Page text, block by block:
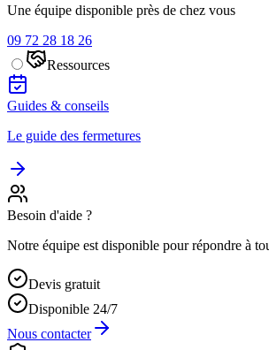
Une équipe disponible près de chez vous
09 72 28 18 26
Ressources
Guides & conseils
Le guide des fermetures
Besoin d'aide ?
Notre équipe est disponible pour répondre à
Devis gratuit
Disponible 24/7
Nous contacter